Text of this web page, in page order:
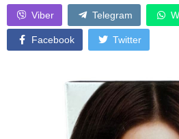
Viber Telegram
Facebook Twitter